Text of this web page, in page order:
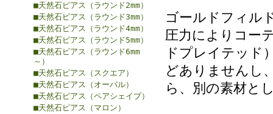
■天然石ピアス（ラウンド2mm）
■天然石ピアス（ラウンド3mm）
■天然石ピアス（ラウンド4mm）
■天然石ピアス（ラウンド5mm）
■天然石ピアス（ラウンド6mm
～）
■天然石ピアス（スクエア）
■天然石ピアス（オーバル）
■天然石ピアス（ペアシェイプ）
■天然石ピアス（マロン）
ゴールドフィル
圧力によりコー
ドプレイテッド
どありませんし
ら、別の素材と